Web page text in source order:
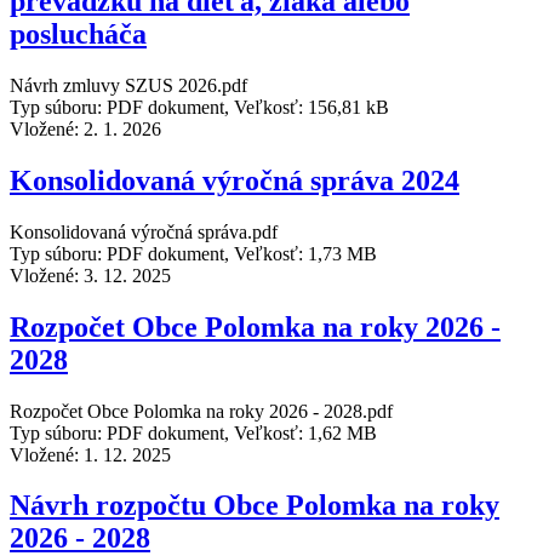
poslucháča
Návrh zmluvy SZUS 2026.pdf
Typ súboru: PDF dokument, Veľkosť: 156,81 kB
Vložené: 2. 1. 2026
Konsolidovaná výročná správa 2024
Konsolidovaná výročná správa.pdf
Typ súboru: PDF dokument, Veľkosť: 1,73 MB
Vložené: 3. 12. 2025
Rozpočet Obce Polomka na roky 2026 -
2028
Rozpočet Obce Polomka na roky 2026 - 2028.pdf
Typ súboru: PDF dokument, Veľkosť: 1,62 MB
Vložené: 1. 12. 2025
Návrh rozpočtu Obce Polomka na roky
2026 - 2028